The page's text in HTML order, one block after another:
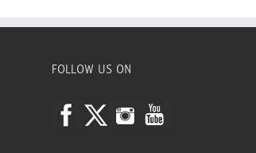
FOLLOW US ON